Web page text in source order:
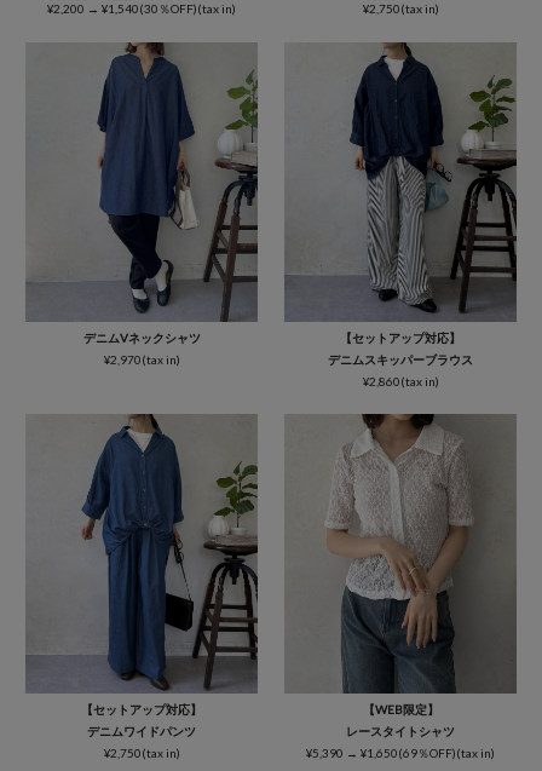
¥2,200 → ¥1,540(30％OFF)(tax in)
¥2,750(tax in)
デニムVネックシャツ
¥2,970(tax in)
【セットアップ対応】
デニムスキッパーブラウス
¥2,860(tax in)
【セットアップ対応】
デニムワイドパンツ
¥2,750(tax in)
【WEB限定】
レースタイトシャツ
¥5,390 → ¥1,650(69％OFF)(tax in)